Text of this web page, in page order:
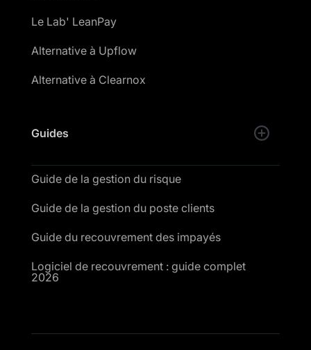
Le Lab' LeanPay
Alternative à Upflow
Alternative à Clearnox
Guides
Guide de la gestion du risque
Guide de la gestion du poste clients
Guide du recouvrement des impayés
Logiciel de recouvrement : guide complet
2026